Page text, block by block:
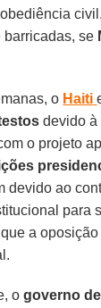
barricadas, se
o Haiti
devido à
o projeto
devido ao
para
que a
ogoverno